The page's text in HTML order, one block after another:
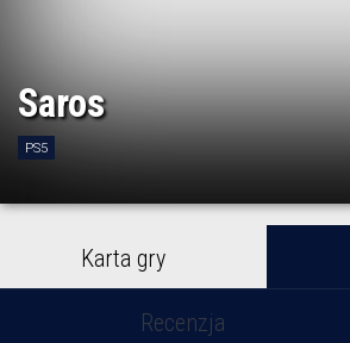
Saros
PS5
Karta gry
Recenzja